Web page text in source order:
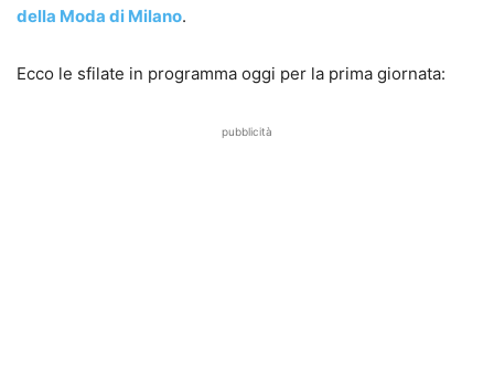
della Moda di Milano.
Ecco le sfilate in programma oggi per la prima giornata:
pubblicità